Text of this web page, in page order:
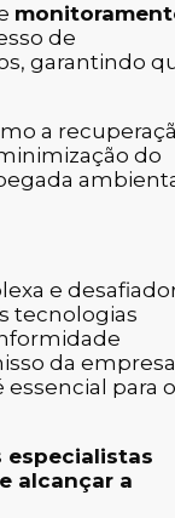
de
garantindo
a
do
e
tecnologias
da empresa
para o
especialistas
alcançar a